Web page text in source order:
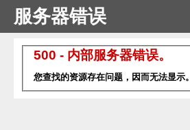
服务器错误
500 - 内部服务器错误。
您查找的资源存在问题，因而无法显示。